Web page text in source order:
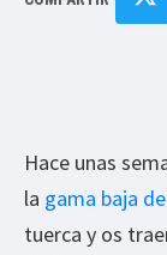
Hace unas
la gama baja
tuerca y os